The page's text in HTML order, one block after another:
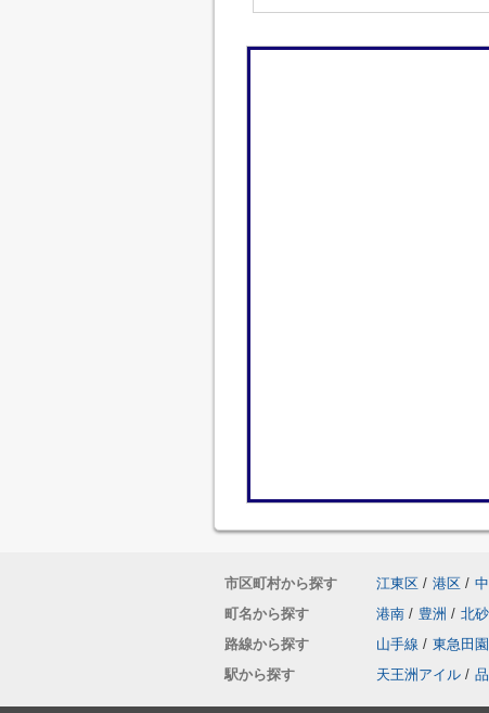
市区町村から探す 江東区 / 港区 /
町名から探す
港南 / 豊洲 / 北砂
路線から探す
山手線 / 東急田
駅から探す
天王洲アイル / 品